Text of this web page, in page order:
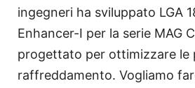
ingegneri ha sviluppato LGA
Enhancer-I per la serie MAG
progettato per ottimizzare le
raffreddamento. Vogliamo